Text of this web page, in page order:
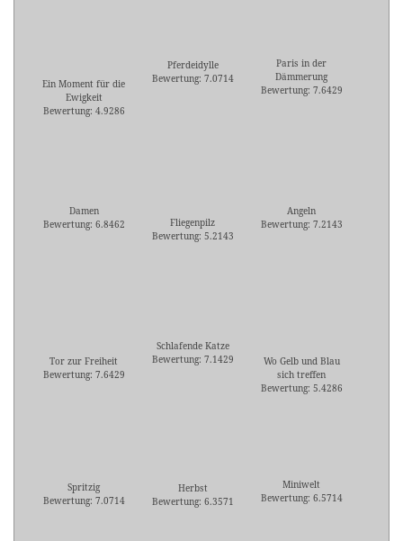
Ein Moment für die
Ewigkeit
Bewertung: 4.9286
Pferdeidylle
Bewertung: 7.0714
Paris in der
Dämmerung
Bewertung: 7.6429
Damen
Bewertung: 6.8462
Fliegenpilz
Bewertung: 5.2143
Angeln
Bewertung: 7.2143
Tor zur Freiheit
Bewertung: 7.6429
Schlafende Katze
Bewertung: 7.1429
Wo Gelb und Blau
sich treffen
Bewertung: 5.4286
Spritzig
Bewertung: 7.0714
Herbst
Bewertung: 6.3571
Miniwelt
Bewertung: 6.5714